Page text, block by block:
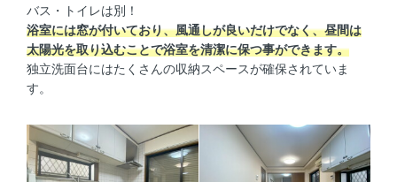
バス・トイレは別！
浴室には窓が付いており、風通しが良いだけでなく、昼間は
太陽光を取り込むことで浴室を清潔に保つ事ができます。
独立洗面台にはたくさんの収納スペースが確保されていま
す。